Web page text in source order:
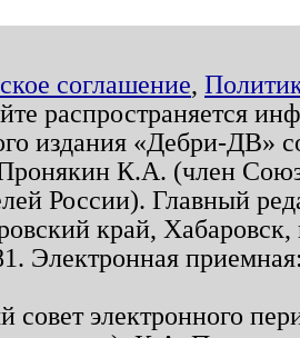
соглашение,
распространяется
издания «Дебри-ДВ»
К.А. (член
России). Главный
край,
Электронная
совет электронного